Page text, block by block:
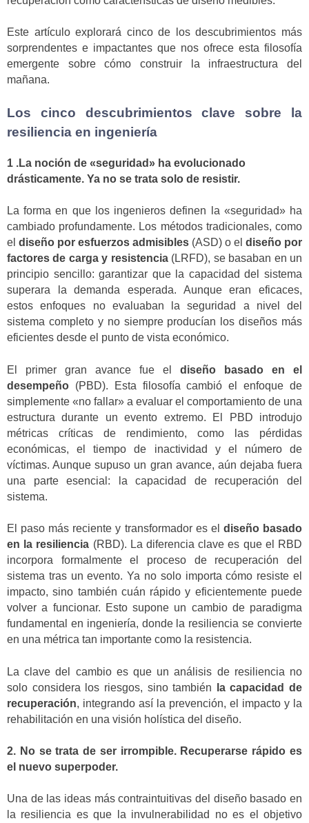
Este artículo explorará cinco de los descubrimientos más
sorprendentes e impactantes que nos ofrece esta filosofía
emergente sobre cómo construir la infraestructura del
mañana.
Los cinco descubrimientos clave sobre la
resiliencia en ingeniería
1 .La noción de «seguridad» ha evolucionado
drásticamente. Ya no se trata solo de resistir.
La forma en que los ingenieros definen la «seguridad» ha
cambiado profundamente. Los métodos tradicionales, como
el diseño por esfuerzos admisibles (ASD) o el diseño por
factores de carga y resistencia(LRFD), se basaban en un
principio sencillo: garantizar que la capacidad del sistema
superara la demanda esperada. Aunque eran eficaces,
estos enfoques no evaluaban la seguridad a nivel del
sistema completo y no siempre producían los diseños más
eficientes desde el punto de vista económico.
El primer gran avance fue el diseño basado en el
desempeño (PBD). Esta filosofía cambió el enfoque de
simplemente «no fallar» a evaluar el comportamiento de una
estructura durante un evento extremo. El PBD introdujo
métricas críticas de rendimiento, como las pérdidas
económicas, el tiempo de inactividad y el número de
víctimas. Aunque supuso un gran avance, aún dejaba fuera
una parte esencial: la capacidad de recuperación del
sistema.
El paso más reciente y transformador es el diseño basado
en la resiliencia (RBD). La diferencia clave es que el RBD
incorpora formalmente el proceso de recuperación del
sistema tras un evento. Ya no solo importa cómo resiste el
impacto, sino también cuán rápido y eficientemente puede
volver a funcionar. Esto supone un cambio de paradigma
fundamental en ingeniería, donde la resiliencia se convierte
en una métrica tan importante como la resistencia.
La clave del cambio es que un análisis de resiliencia no
solo considera los riesgos, sino también
la capacidad de
recuperación, integrando así la prevención, el impacto y la
rehabilitación en una visión holística del diseño.
2. No se trata de ser irrompible. Recuperarse rápido es
el nuevo superpoder.
Una de las ideas más contraintuitivas del diseño basado en
la resiliencia es que la invulnerabilidad no es el objetivo